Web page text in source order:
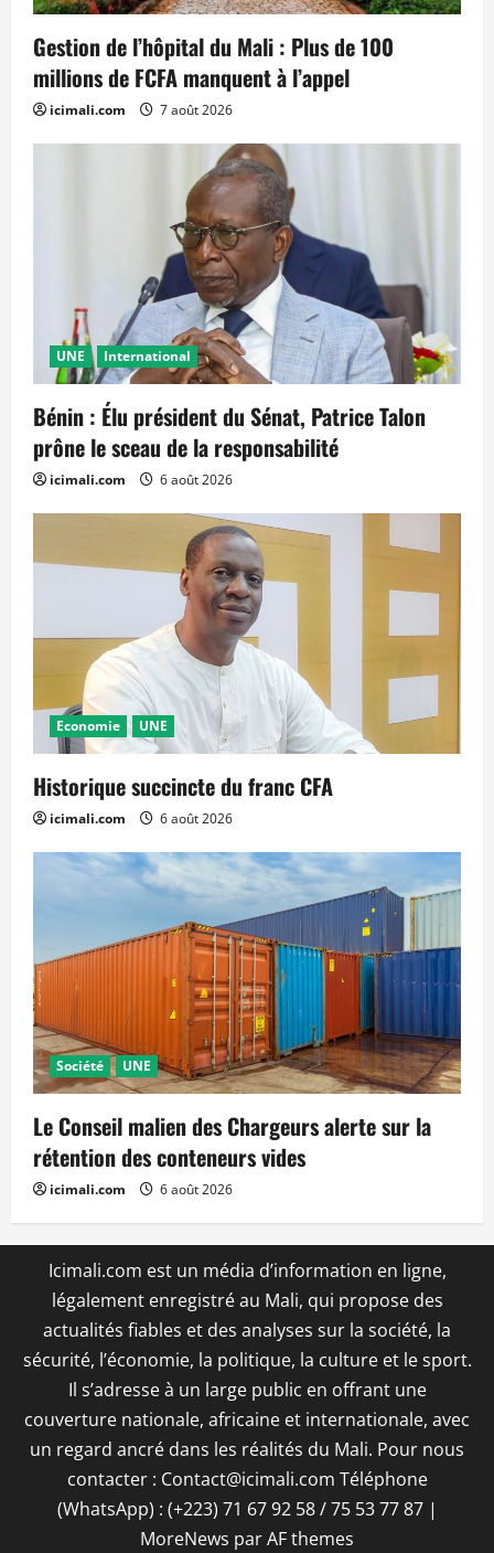
Gestion de l’hôpital du Mali : Plus de 100
millions de FCFA manquent à l’appel
icimali.com 7 août 2026
UNE International
Bénin : Élu président du Sénat, Patrice Talon
prône le sceau de la responsabilité
icimali.com 6 août 2026
Economie UNE
Historique succincte du franc CFA
icimali.com 6 août 2026
Société UNE
Le Conseil malien des Chargeurs alerte sur la
rétention des conteneurs vides
icimali.com 6 août 2026
Icimali.com est un média d’information en ligne,
légalement enregistré au Mali, qui propose des
actualités fiables et des analyses sur la société, la
sécurité, l’économie, la politique, la culture et le sport.
Il s’adresse à un large public en offrant une
couverture nationale, africaine et internationale, avec
un regard ancré dans les réalités du Mali. Pour nous
contacter : Contact@icimali.com Téléphone
(WhatsApp) : (+223) 71 67 92 58 / 75 53 77 87 |
MoreNews par AF themes